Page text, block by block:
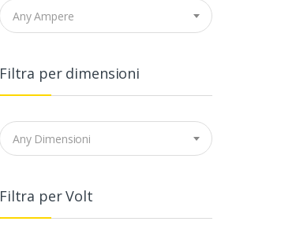
Any Ampere
Filtra per dimensioni
Any Dimensioni
Filtra per Volt